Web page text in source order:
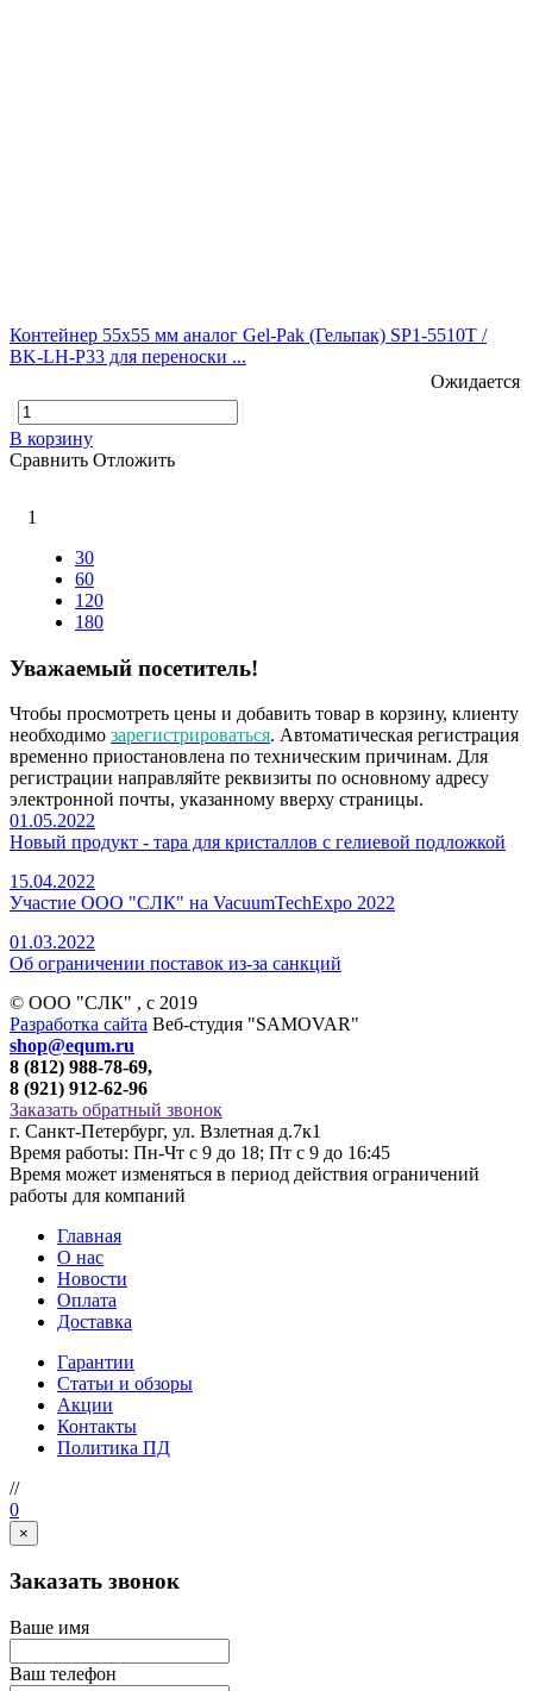
Контейнер 55х55 мм аналог Gel-Pak (Гельпак) SP1-5510T /
BK-LH-P33 для переноски ...
Ожидается
В корзину
Сравнить Отложить
1
30
60
120
180
Уважаемый посетитель!
Чтобы просмотреть цены и добавить товар в корзину, клиенту
необходимо зарегистрироваться. Автоматическая регистрация
временно приостановлена по техническим причинам. Для
регистрации направляйте реквизиты по основному адресу
электронной почты, указанному вверху страницы.
01.05.2022
Новый продукт - тара для кристаллов с гелиевой подложкой
15.04.2022
Участие ООО "СЛК" на VacuumTechExpo 2022
01.03.2022
Об ограничении поставок из-за санкций
© ООО "СЛК" , c 2019
Разработка сайта Веб-студия "SAMOVAR"
shop@equm.ru
8 (812) 988-78-69,
8 (921) 912-62-96
Заказать обратный звонок
г. Санкт-Петербург, ул. Взлетная д.7к1
Время работы: Пн-Чт с 9 до 18; Пт с 9 до 16:45
Время может изменяться в период действия ограничений
работы для компаний
Главная
О нас
Новости
Оплата
Доставка
Гарантии
Статьи и обзоры
Акции
Контакты
Политика ПД
//
0
×
Заказать звонок
Ваше имя
Ваш телефон